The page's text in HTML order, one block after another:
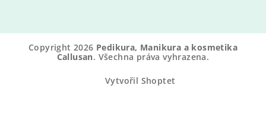
Copyright 2026 Pedikura, Manikura a kosmetika
Callusan. Všechna práva vyhrazena.
Vytvořil Shoptet